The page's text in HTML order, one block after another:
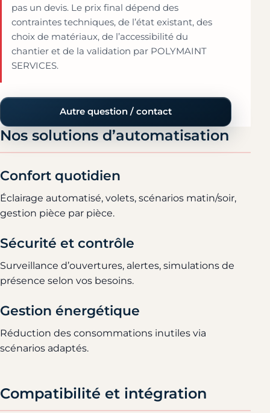
pas un devis. Le prix final dépend des
contraintes techniques, de l’état existant, des
choix de matériaux, de l’accessibilité du
chantier et de la validation par POLYMAINT
SERVICES.
Autre question / contact
Nos solutions d’automatisation
Confort quotidien
Éclairage automatisé, volets, scénarios matin/soir,
gestion pièce par pièce.
Sécurité et contrôle
Surveillance d’ouvertures, alertes, simulations de
présence selon vos besoins.
Gestion énergétique
Réduction des consommations inutiles via
scénarios adaptés.
Compatibilité et intégration